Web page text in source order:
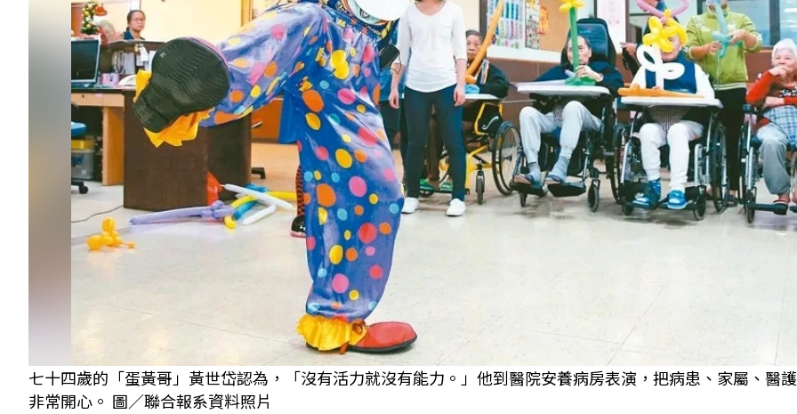
七十四歲的「蛋黃哥」黃世岱認為，「沒有活力就沒有能力。」他到醫院安養病房表演，把病患、家屬、醫
非常開心。 圖／聯合報系資料照片